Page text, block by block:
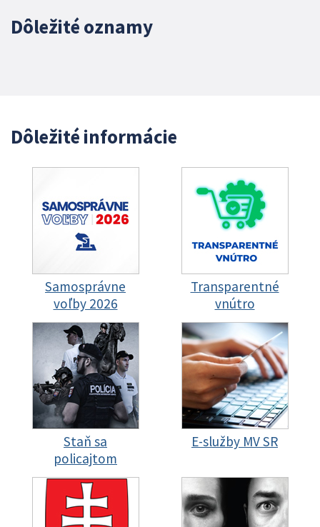
Dôležité oznamy
Dôležité informácie
Samosprávne
voľby 2026
Transparentné
vnútro
Staň sa
policajtom
E-služby MV SR